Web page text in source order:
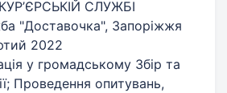
СЛУЖБІ
"Доставочка", Запоріжжя
2022
у громадському Збір та
Проведення опитувань,